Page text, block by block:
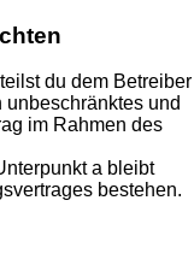
du dem Betreiber
und
im Rahmen des
a bleibt
bestehen.